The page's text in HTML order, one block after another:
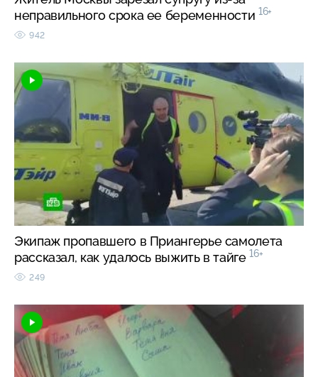
неправильного срока ее беременности 16+
942
Экипаж пропавшего в Приангерье самолета
рассказал, как удалось выжить в тайге 16+
249